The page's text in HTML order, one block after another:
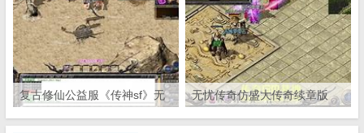
复古修仙公益服《传神sf》无
限钻石满v版开启 1 76复古传
无忧传奇仿盛大传奇续章版